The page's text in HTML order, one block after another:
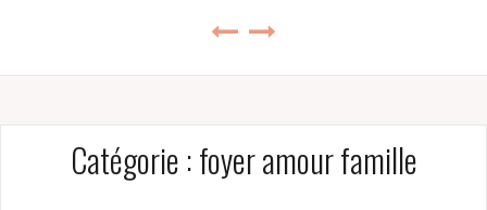
Catégorie :foyer amour famille